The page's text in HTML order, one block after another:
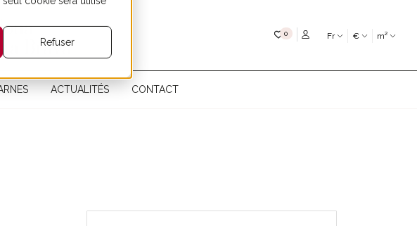
Refuser
0Mes favoris Fr € m²
ACTUALITÉS CONTACT